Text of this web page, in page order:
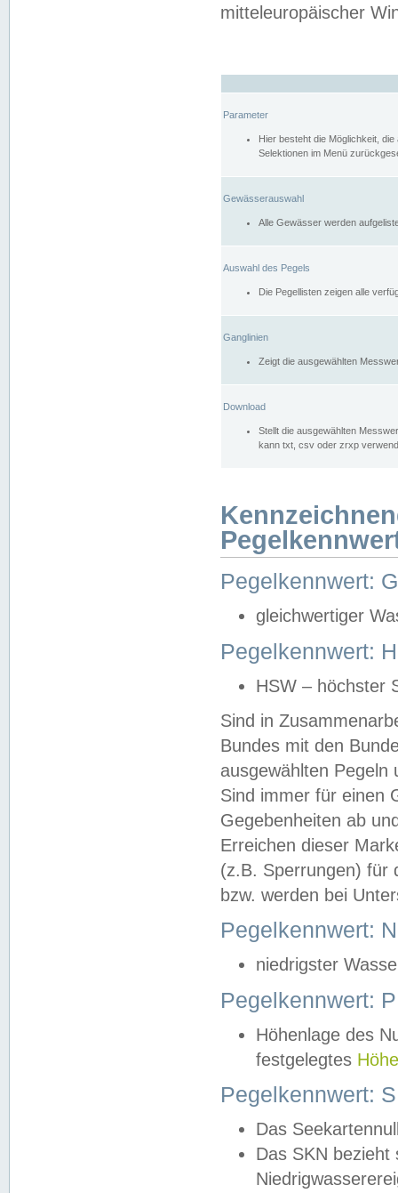
mitteleuropäischer
Parameter
Hier besteht die Möglichkeit,
Selektionen im Menü
Gewässerauswahl
Alle Gewässer werden
Auswahl des Pegels
Die Pegellisten zeigen alle
Ganglinien
Zeigt die ausgewählten
Download
Stellt die ausgewählten
kann txt, csv oder zrxp
Pegelkennwert:
gleichwertiger
Pegelkennwert:
HSW – höchster
Sind in
Bundes mit den
ausgewählten
Sind immer für einen
Gegebenheiten ab
Erreichen dieser
(z.B. Sperrungen) für
bzw. werden bei
Pegelkennwert:
niedrigster
Pegelkennwert:
Höhenlage des
festgelegtes
Pegelkennwert:
Das
Das SKN